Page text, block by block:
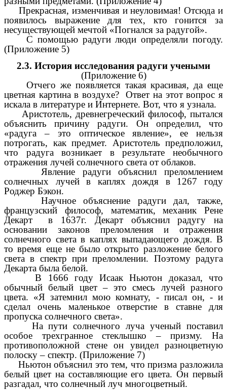
Прекрасная, изменчивая и неуловимая! Отсюда и
появилось выражение для тех, кто гонится за
несуществующей мечтой «Погнался за радугой».
С помощью радуги люди определяли погоду.
(Приложение 5)
2.3. История исследования радуги учеными
(Приложение 6)
Отчего же появляется такая красивая, да еще
цветная картина в воздухе? Ответ на этот вопрос я
искала в литературе и Интернете. Вот, что я узнала.
Аристотель, древнегреческий философ, пытался
объяснить причину радуги. Он определил, что
«радуга – это оптическое явление», ее нельзя
потрогать, как предмет. Аристотель предположил,
что радуга возникает в результате необычного
отражения лучей солнечного света от облаков.
Явление радуги объяснил преломлением
солнечных лучей в каплях дождя в 1267 году
Роджер Бэкон.
Научное объяснение радуги дал, также,
французский философ, математик, механик Рене
Декарт в 1637г. Декарт объяснил радугу на
основании законов преломления и отражения
солнечного света в каплях выпадающего дождя. В
то время еще не было открыто разложение белого
света в спектр при преломлении. Поэтому радуга
Декарта была белой.
В 1666 году Исаак Ньютон доказал, что
обычный белый цвет – это смесь лучей разного
цвета. «Я затемнил мою комнату, - писал он, - и
сделал очень маленькое отверстие в ставне для
пропуска солнечного света».
На пути солнечного луча ученый поставил
особое трехгранное стеклышко – призму. На
противоположной стене он увидел разноцветную
полоску – спектр. (Приложение 7)
Ньютон объяснил это тем, что призма разложила
белый цвет на составляющие его цвета. Он первый
разгадал, что солнечный луч многоцветный.